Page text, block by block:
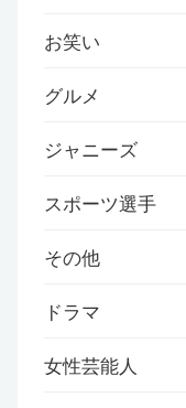
お笑い
グルメ
ジャニーズ
スポーツ選手
その他
ドラマ
女性芸能人